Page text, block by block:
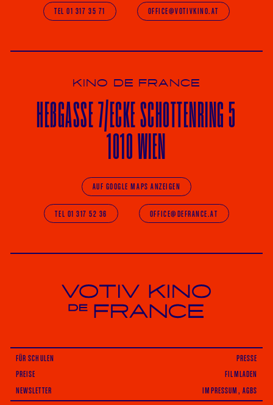
TEL 01 317 35 71 OFFICE@VOTIVKINO.AT
KINO DE FRANCE
HEßGASSE 7/ECKESCHOTTENRING 5
1010 WIEN
AUF GOOGLE MAPS ANZEIGEN
TEL 01 317 52 36 OFFICE@DEFRANCE.AT
Votiv Kino und Kino De France in Wien
FÜR SCHULEN
PRESSE
PREISE
FILMLADEN
NEWSLETTER
IMPRESSUM, AGBS